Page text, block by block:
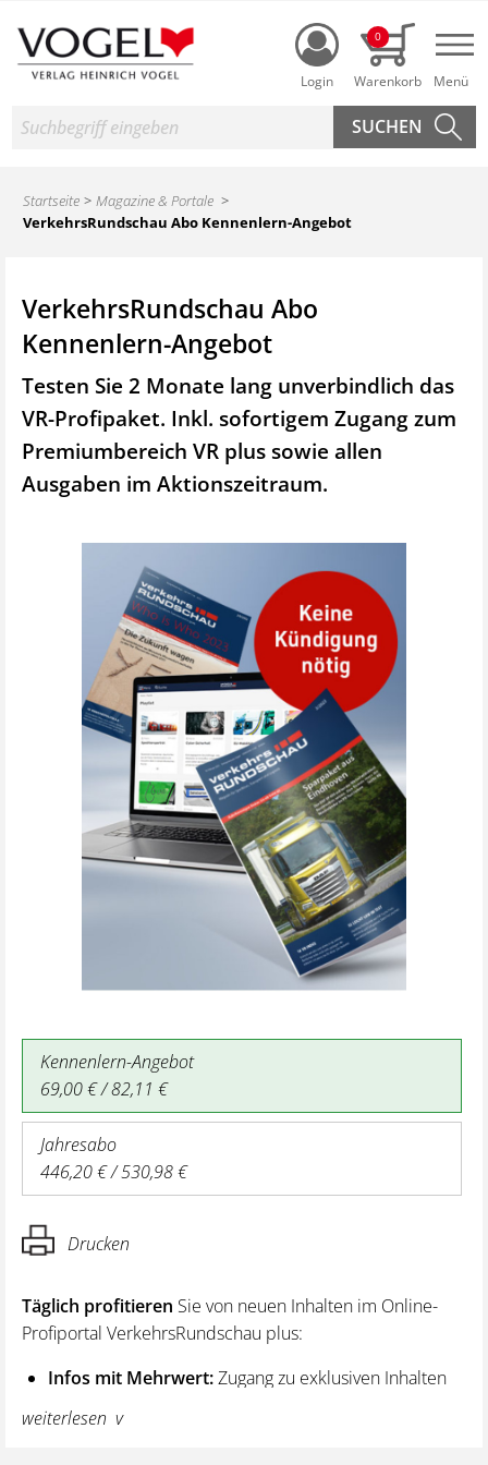
Login
0
Suche
Startseite
Magazine & Portale
VerkehrsRundschau Abo Kennenlern-Angebot
VerkehrsRundschau Abo
Kennenlern-Angebot
Testen Sie 2 Monate lang unverbindlich das
VR-Profipaket. Inkl. sofortigem Zugang zum
Premiumbereich VR plus sowie allen
Ausgaben im Aktionszeitraum.
Kennenlern-Angebot
69,00 € / 82,11 €
Jahresabo
446,20 € / 530,98 €
Drucken
Täglich profitieren Sie von neuen Inhalten im Online-
Profiportal VerkehrsRundschau plus:
Infos mit Mehrwert:Zugang zu exklusiven Inhalten
und Hintergrundwissen – von aktuellen Regelungen
wie z. B. bei den Lenk- und Ruhezeiten,
weiterlesen